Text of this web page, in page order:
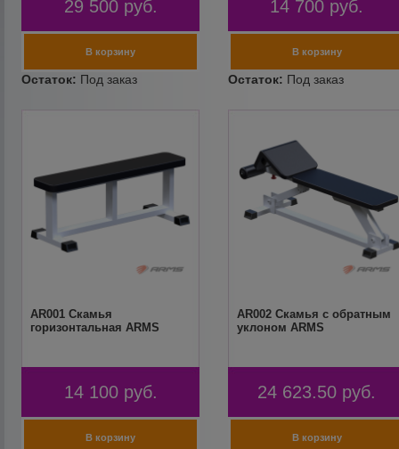
29 500 руб. 14 700 руб.
AR001 Скамья
горизонтальная ARMS
14 100 руб.
AR002 Скамья с обратным
уклоном ARMS
24 623.50 руб.